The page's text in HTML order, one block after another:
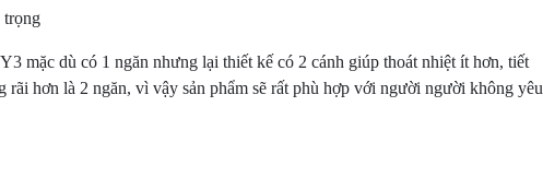
trọng
mặc dù có 1 ngăn nhưng lại thiết kế có 2 cánh giúp thoát nhiệt ít hơn, tiết
rãi hơn là 2 ngăn, vì vậy sản phẩm sẽ rất phù hợp với người người không yêu